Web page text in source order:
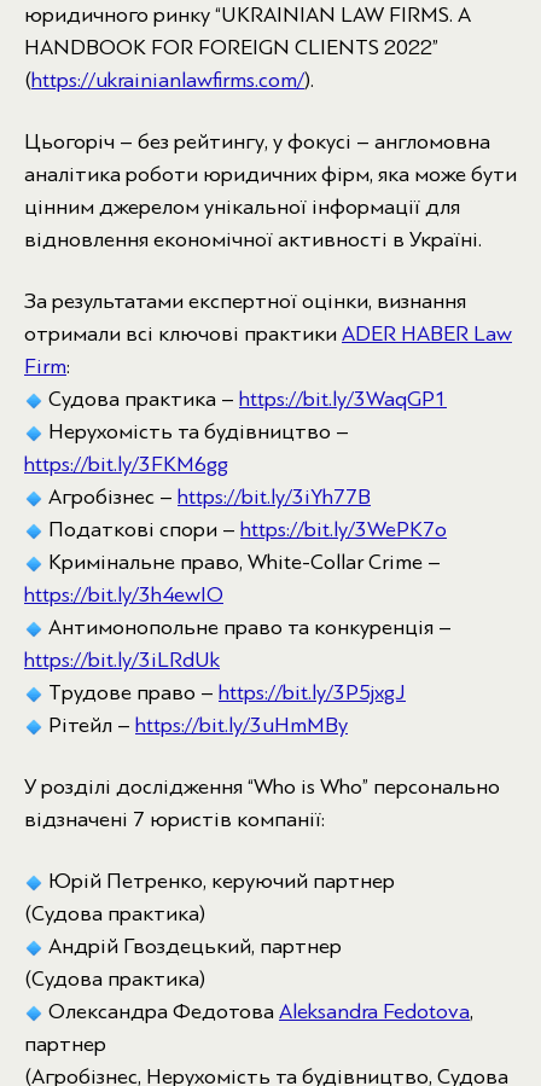
юридичного ринку “UKRAINIAN LAW FIRMS. A
HANDBOOK FOR FOREIGN CLIENTS 2022”
(https://ukrainianlawfirms.com/).
Цьогоріч – без рейтингу, у фокусі – англомовна
аналітика роботи юридичних фірм, яка може бути
цінним джерелом унікальної інформації для
відновлення економічної активності в Україні.
За результатами експертної оцінки, визнання
отримали всі ключові практики ADER HABER Law
Firm:
Судова практика – https://bit.ly/3WaqGP1
Нерухомість та будівництво –
https://bit.ly/3FKM6gg
Агробізнес – https://bit.ly/3iYh77B
Податкові спори – https://bit.ly/3WePK7o
Кримінальне право, White-Collar Crime –
https://bit.ly/3h4ewIO
Антимонопольне право та конкуренція –
https://bit.ly/3iLRdUk
Трудове право – https://bit.ly/3P5jxgJ
Рітейл – https://bit.ly/3uHmMBy
У розділі дослідження “Who is Who” персонально
відзначені 7 юристів компанії:
Юрій Петренко, керуючий партнер
(Судова практика)
Андрій Гвоздецький, партнер
(Судова практика)
Олександра Федотова Aleksandra Fedotova,
партнер
(Агробізнес, Нерухомість та будівництво, Судова